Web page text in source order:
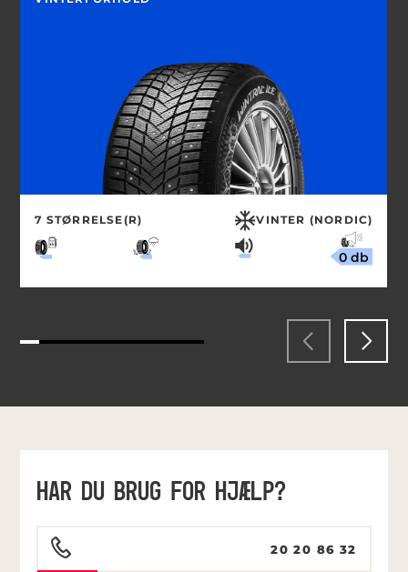
7 STØRRELSE(R) VINTER (NORDIC)
0 db
HAR DU BRUG FOR HJÆLP?
20 20 86 32